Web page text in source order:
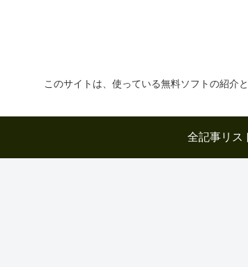
このサイトは、使っている無料ソフトの紹介
全記事リス